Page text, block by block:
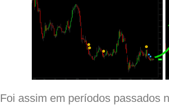
Foi assim em períodos passados